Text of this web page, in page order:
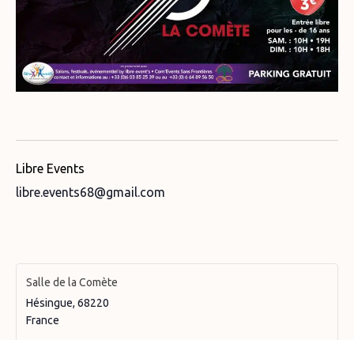
Libre Events
libre.events68@gmail.com
Salle de la Comète
Hésingue, 68220
France